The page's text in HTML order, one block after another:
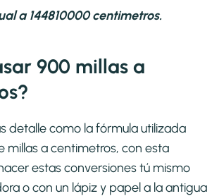
a 144810000 centimetros.
900 millas a
detalle como la fórmula utilizada
millas a centimetros, con esta
estas conversiones tú mismo
o con un lápiz y papel a la antigua